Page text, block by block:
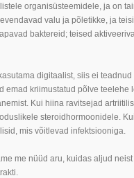
organisüsteemidele, ja on
valu ja põletikke, ja
baktereid; teised
digitaalist, siis ei
emad kriimustatud põlve
Kui hiina ravitsejad
steroidhormoonidele.
mis võitlevad infektsiooniga.
me nüüd aru, kuidas aljud